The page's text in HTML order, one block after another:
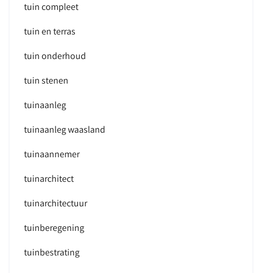
tuin compleet
tuin en terras
tuin onderhoud
tuin stenen
tuinaanleg
tuinaanleg waasland
tuinaannemer
tuinarchitect
tuinarchitectuur
tuinberegening
tuinbestrating